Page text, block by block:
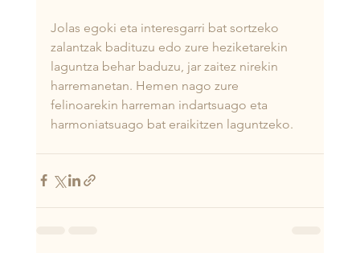
Jolas egoki eta interesgarri bat sortzeko
zalantzak badituzu edo zure heziketarekin
laguntza behar baduzu, jar zaitez nirekin
harremanetan. Hemen nago zure
felinoarekin harreman indartsuago eta
harmoniatsuago bat eraikitzen laguntzeko.